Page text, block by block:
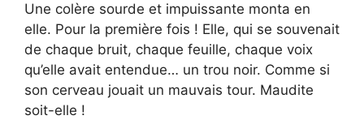
Une colère sourde et impuissante monta en
elle. Pour la première fois ! Elle, qui se souvenait
de chaque bruit, chaque feuille, chaque voix
qu’elle avait entendue… un trou noir. Comme si
son cerveau jouait un mauvais tour. Maudite
soit-elle !